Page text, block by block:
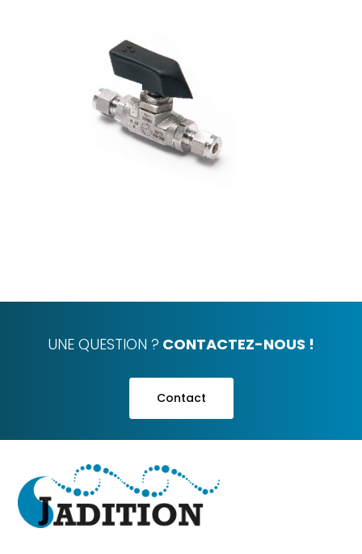
UNE QUESTION ? CONTACTEZ-NOUS !
Contact